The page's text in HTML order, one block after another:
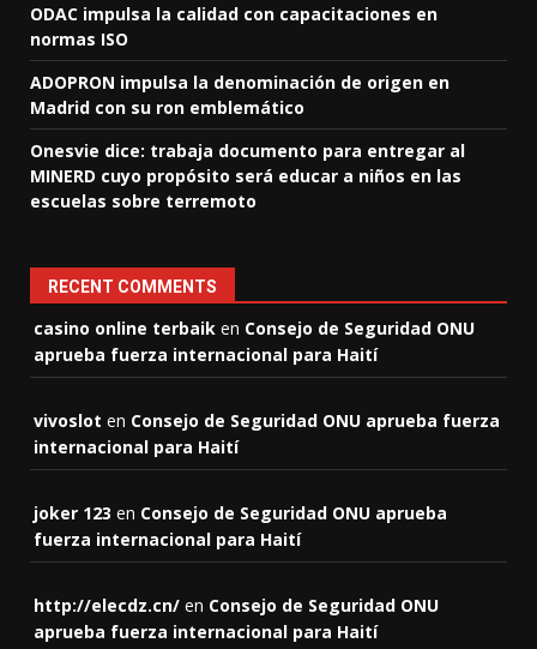
ODAC impulsa la calidad con capacitaciones en
normas ISO
ADOPRON impulsa la denominación de origen en
Madrid con su ron emblemático
Onesvie dice: trabaja documento para entregar al
MINERD cuyo propósito será educar a niños en las
escuelas sobre terremoto
RECENT COMMENTS
casino online terbaik en Consejo de Seguridad ONU
aprueba fuerza internacional para Haití
vivoslot en Consejo de Seguridad ONU aprueba fuerza
internacional para Haití
joker 123 en Consejo de Seguridad ONU aprueba
fuerza internacional para Haití
http://elecdz.cn/ en Consejo de Seguridad ONU
aprueba fuerza internacional para Haití